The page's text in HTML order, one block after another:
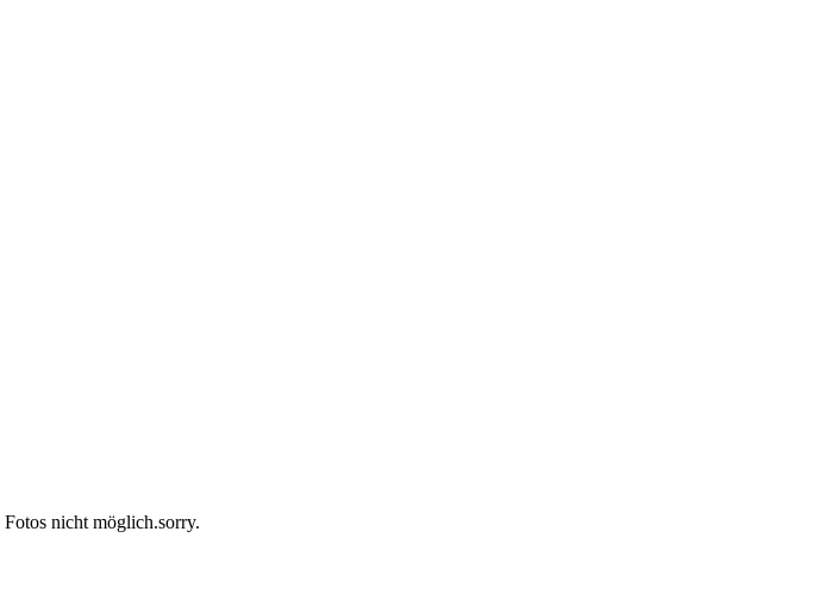
nicht möglich.sorry.